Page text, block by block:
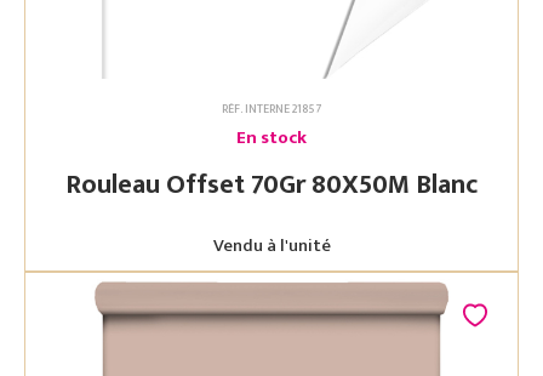
RÉF. INTERNE 21857
En stock
Rouleau Offset 70Gr 80X50M Blanc
Vendu à l'unité